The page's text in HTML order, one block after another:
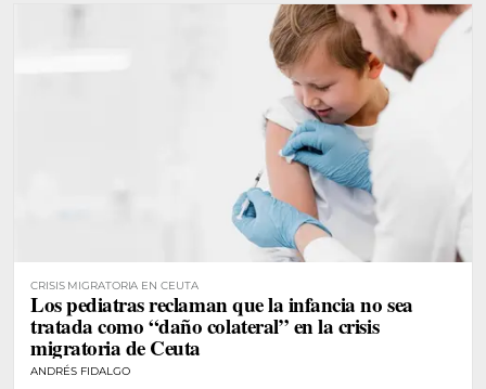
CRISIS MIGRATORIA EN CEUTA
Los pediatras reclaman que la infancia no sea
tratada como “daño colateral” en la crisis
migratoria de Ceuta
ANDRÉS FIDALGO